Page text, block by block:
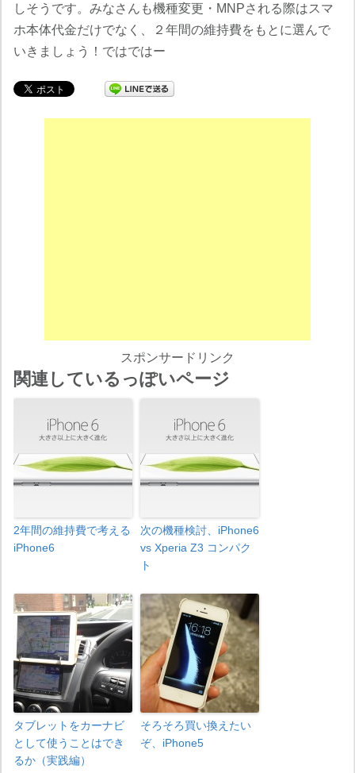
しそうです。みなさんも機種変更・MNPされる際はスマ
ホ本体代金だけでなく、２年間の維持費をもとに選んで
いきましょう！ではではー
スポンサードリンク
関連しているっぽいページ
2年間の維持費で考える
iPhone6
次の機種検討、iPhone6
vs Xperia Z3 コンパク
ト
タブレットをカーナビ
として使うことはでき
るか（実践編）
そろそろ買い換えたい
ぞ、iPhone5